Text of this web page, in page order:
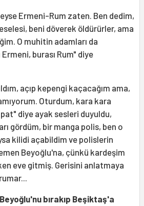
Ermeni-Rum zaten. Ben dedim,
beni döverek öldürürler, ama
O muhitin adamları da
burası Rum" diye
açıp kepengi kaçacağım ama,
Oturdum, kara kara
diye ayak sesleri duyuldu,
gördüm, bir manga polis, ben o
kilidi açabildim ve polislerin
Beyoğlu'na, çünkü kardeşim
eve gitmiş. Gerisini anlatmaya
bırakıp Beşiktaş'a